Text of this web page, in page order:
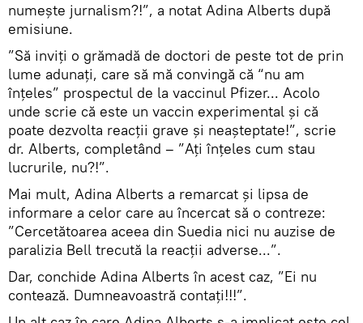
numește jurnalism?!”, a notat Adina Alberts după
emisiune.
”Să inviți o grămadă de doctori de peste tot de prin
lume adunați, care să mă convingă că “nu am
înțeles” prospectul de la vaccinul Pfizer... Acolo
unde scrie că este un vaccin experimental și că
poate dezvolta reacții grave și neașteptate!”, scrie
dr. Alberts, completând – ”Ați înțeles cum stau
lucrurile, nu?!”.
Mai mult, Adina Alberts a remarcat și lipsa de
informare a celor care au încercat să o contreze:
”Cercetătoarea aceea din Suedia nici nu auzise de
paralizia Bell trecută la reacții adverse...”.
Dar, conchide Adina Alberts în acest caz, ”Ei nu
contează. Dumneavoastră contați!!!”.